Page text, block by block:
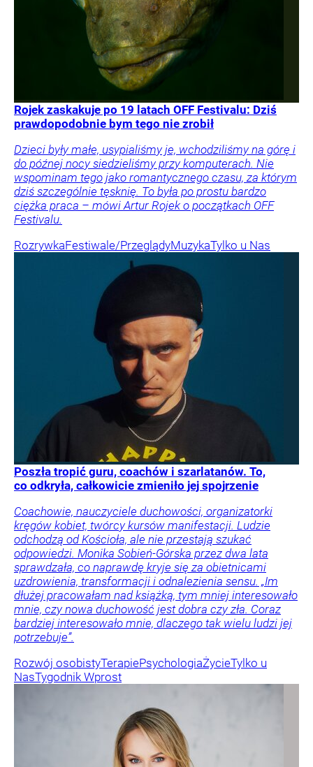
Rojek zaskakuje po 19 latach OFF Festivalu: Dziś
prawdopodobnie bym tego nie zrobił
Dzieci były małe, usypialiśmy je, wchodziliśmy na górę i
do późnej nocy siedzieliśmy przy komputerach. Nie
wspominam tego jako romantycznego czasu, za którym
dziś szczególnie tęsknię. To była po prostu bardzo
ciężka praca – mówi Artur Rojek o początkach OFF
Festivalu.
RozrywkaFestiwale/PrzeglądyMuzykaTylko u Nas
Poszła tropić guru, coachów i szarlatanów. To,
co odkryła, całkowicie zmieniło jej spojrzenie
Coachowie, nauczyciele duchowości, organizatorki
kręgów kobiet, twórcy kursów manifestacji. Ludzie
odchodzą od Kościoła, ale nie przestają szukać
odpowiedzi. Monika Sobień-Górska przez dwa lata
sprawdzała, co naprawdę kryje się za obietnicami
uzdrowienia, transformacji i odnalezienia sensu. „Im
dłużej pracowałam nad książką, tym mniej interesowało
mnie, czy nowa duchowość jest dobra czy zła. Coraz
bardziej interesowało mnie, dlaczego tak wielu ludzi jej
potrzebuje”.
Rozwój osobistyTerapiePsychologiaŻycieTylko u
NasTygodnik Wprost